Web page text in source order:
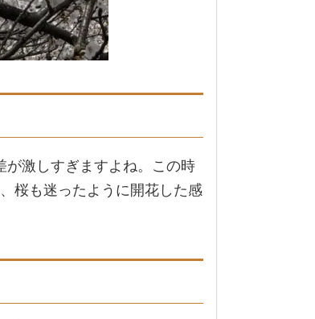
が激しすぎますよね。この時
桜も迷ったように開花した感